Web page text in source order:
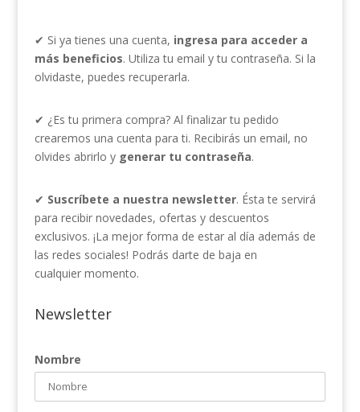
✔ Si ya tienes una cuenta, ingresa para acceder a
más beneficios. Utiliza tu email y tu contraseña. Si la
olvidaste, puedes recuperarla.
✔ ¿Es tu primera compra? Al finalizar tu pedido
crearemos una cuenta para ti. Recibirás un email, no
olvides abrirlo y generar tu contraseña.
✔ Suscríbete a nuestra newsletter. Ésta te servirá
para recibir novedades, ofertas y descuentos
exclusivos. ¡La mejor forma de estar al día además de
las redes sociales! Podrás darte de baja en
cualquier momento.
Newsletter
Nombre